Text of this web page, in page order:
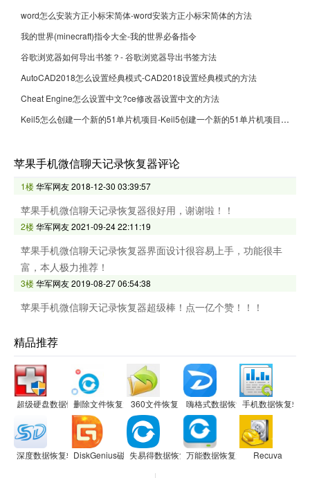
word怎么安装方正小标宋简体-word安装方正小标宋简体的方法
我的世界(minecraft)指令大全-我的世界必备指令
谷歌浏览器如何导出书签？- 谷歌浏览器导出书签方法
AutoCAD2018怎么设置经典模式-CAD2018设置经典模式的方法
Cheat Engine怎么设置中文?ce修改器设置中文的方法
Keil5怎么创建一个新的51单片机项目-Keil5创建一个新的51单片机项目的方法
苹果手机微信聊天记录恢复器评论
1楼华军网友2018-12-30 03:39:57
苹果手机微信聊天记录恢复器很好用，谢谢啦！！
2楼华军网友2021-09-24 22:11:19
苹果手机微信聊天记录恢复器界面设计很容易上手，功能很丰
富，本人极力推荐！
3楼华军网友2019-08-27 06:54:38
苹果手机微信聊天记录恢复器超级棒！点一亿个赞！！！
精品推荐
超级硬盘数据恢复软件删除文件恢复大师软件
360文件恢复 嗨格式数据恢复大师手机数据恢复软件
深度数据恢复软件 升级版DiskGenius磁盘管理与数据恢复软件
失易得数据恢复万能数据恢复大师 Recuva